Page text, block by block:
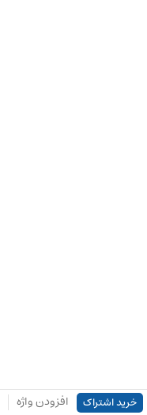
خرید اشتراک افزودن واژه